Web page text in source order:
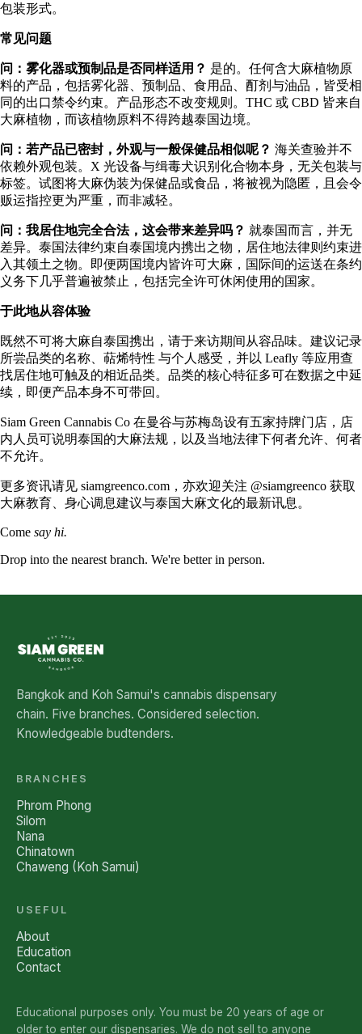
包装形式。
常见问题
问：雾化器或预制品是否同样适用？ 是的。任何含大麻植物原
料的产品，包括雾化器、预制品、食用品、酊剂与油品，皆受相
同的出口禁令约束。产品形态不改变规则。THC 或 CBD 皆来自
大麻植物，而该植物原料不得跨越泰国边境。
问：若产品已密封，外观与一般保健品相似呢？ 海关查验并不
依赖外观包装。X 光设备与缉毒犬识别化合物本身，无关包装与
标签。试图将大麻伪装为保健品或食品，将被视为隐匿，且会令
贩运指控更为严重，而非减轻。
问：我居住地完全合法，这会带来差异吗？ 就泰国而言，并无
差异。泰国法律约束自泰国境内携出之物，居住地法律则约束进
入其领土之物。即便两国境内皆许可大麻，国际间的运送在条约
义务下几乎普遍被禁止，包括完全许可休闲使用的国家。
于此地从容体验
既然不可将大麻自泰国携出，请于来访期间从容品味。建议记录
所尝品类的名称、 萜烯特性 与个人感受，并以 Leafly 等应用查
找居住地可触及的相近品类。品类的核心特征多可在数据之中延
续，即便产品本身不可带回。
Siam Green Cannabis Co 在曼谷与苏梅岛设有五家持牌门店，店
内人员可说明泰国的大麻法规，以及当地法律下何者允许、何者
不允许。
更多资讯请见 siamgreenco.com ，亦欢迎关注 @siamgreenco 获取
大麻教育、身心调息建议与泰国大麻文化的最新讯息。
Come say hi.
Drop into the nearest branch. We're better in person.
Bangkok and Koh Samui's cannabis dispensary
chain. Five branches. Considered selection.
Knowledgeable budtenders.
BRANCHES
Phrom Phong
Silom
Nana
Chinatown
Chaweng (Koh Samui)
USEFUL
About
Education
Contact
Educational purposes only. You must be 20 years of age or
older to enter our dispensaries. We do not sell to anyone